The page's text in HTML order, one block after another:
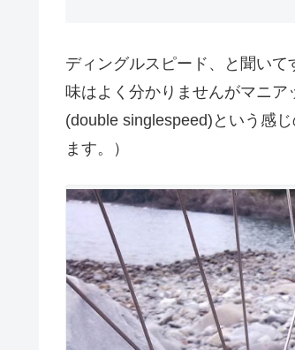
ディングルスピード、と聞い
味はよく分かりませんがマニア
(double singlespeed)という感
ます。）